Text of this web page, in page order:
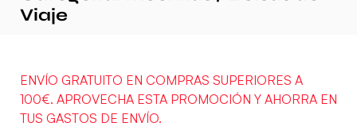
Viaje
ENVÍO GRATUITO EN COMPRAS SUPERIORES A
100€. APROVECHA ESTA PROMOCIÓN Y AHORRA EN
TUS GASTOS DE ENVÍO.